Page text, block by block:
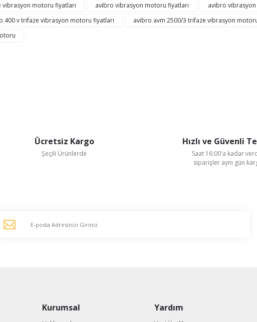
Bu ürüne ilk yorumu siz yapın!
vibrasyon motoru fiyatları avibro vibrasyon motoru fiyatları avibro
400 v trifaze vibrasyon motoru fiyatları avibro avm 2500/3 trifaze vibrasyon
Ücretsiz Kargo
Şeçili Ürünlerde
Hızlı ve Güvenli
Saat 16:00'a kadar
siparişler aynı gün
Kurumsal Yardım